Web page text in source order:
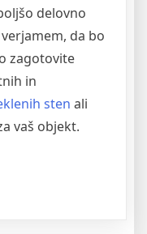
delovno
da bo
zagotovite
in
sten ali
vaš objekt.